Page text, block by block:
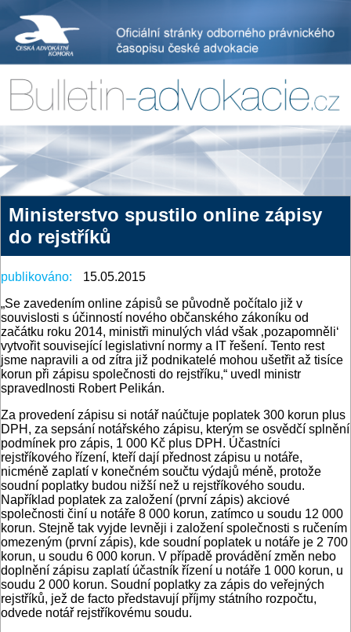
Ministerstvo spustilo online zápisy
do rejstříků
publikováno:
15.05.2015
„Se zavedením online zápisů se původně počítalo již v
souvislosti s účinností nového občanského zákoníku od
začátku roku 2014, ministři minulých vlád však ‚pozapomněli‘
vytvořit související legislativní normy a IT řešení. Tento rest
jsme napravili a od zítra již podnikatelé mohou ušetřit až tisíce
korun při zápisu společnosti do rejstříku,“ uvedl ministr
spravedlnosti Robert Pelikán.
Za provedení zápisu si notář naúčtuje poplatek 300 korun plus
DPH, za sepsání notářského zápisu, kterým se osvědčí splnění
podmínek pro zápis, 1 000 Kč plus DPH. Účastníci
rejstříkového řízení, kteří dají přednost zápisu u notáře,
nicméně zaplatí v konečném součtu výdajů méně, protože
soudní poplatky budou nižší než u rejstříkového soudu.
Například poplatek za založení (první zápis) akciové
společnosti činí u notáře 8 000 korun, zatímco u soudu 12 000
korun. Stejně tak vyjde levněji i založení společnosti s ručením
omezeným (první zápis), kde soudní poplatek u notáře je 2 700
korun, u soudu 6 000 korun. V případě provádění změn nebo
doplnění zápisu zaplatí účastník řízení u notáře 1 000 korun, u
soudu 2 000 korun. Soudní poplatky za zápis do veřejných
rejstříků, jež de facto představují příjmy státního rozpočtu,
odvede notář rejstříkovému soudu.